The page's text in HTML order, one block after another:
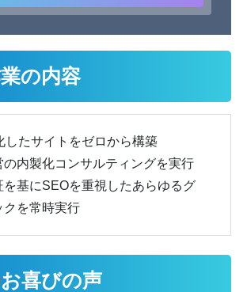
の内容
したサイトをゼロから構築
の内製化コンサルティングを実行
を基にSEOを重視したあらゆるグ
クを常時実行
喜びの声